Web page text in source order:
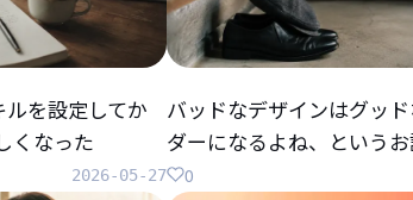
を設定してか
くなった
2026-05-27
バッドなデザインはグッ
ダーになるよね、という
0